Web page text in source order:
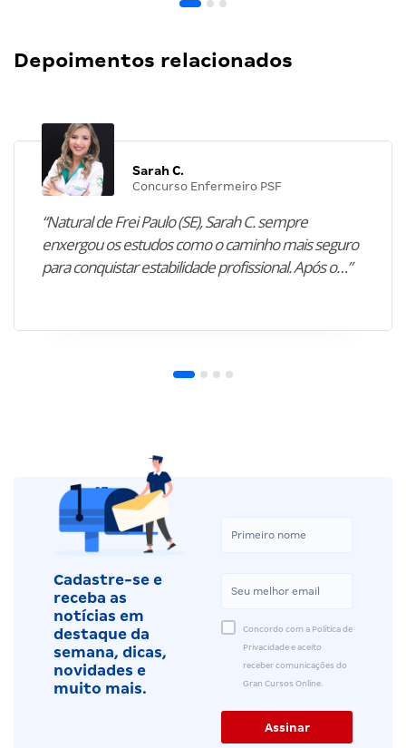
Depoimentos relacionados
Sarah C.
Concurso Enfermeiro PSF
“Natural de Frei Paulo (SE), Sarah C. sempre
enxergou os estudos como o caminho mais seguro
para conquistar estabilidade profissional. Após o…”
Cadastre-se e
receba as
notícias em
destaque da
semana, dicas,
novidades e
muito mais.
Concordo com a Política de
Privacidade e aceito
receber comunicações do
Gran Cursos Online.